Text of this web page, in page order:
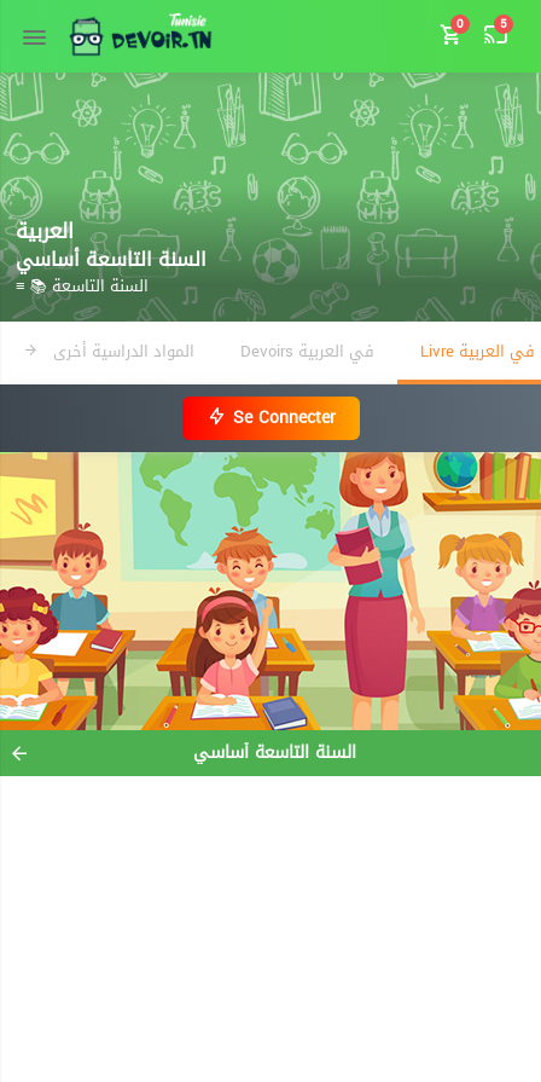
0 5
العربية
السنة التاسعة أساسي
≡ 📚 السنة التاسعة
المواد الدراسية أخرى Devoirs في العربية Livre في العربية
Se Connecter
السنة التاسعة أساسي